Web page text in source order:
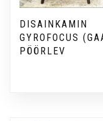
DISAINKAMIN
GYROFOCUS
PÖÖRLEV